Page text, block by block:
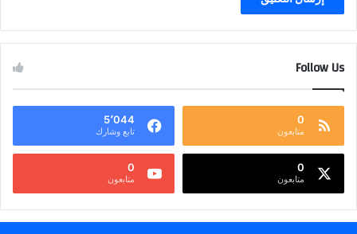
Follow Us
0
متابعون
5٬044
تابع وشارك
0
متابعون
0
متابعون